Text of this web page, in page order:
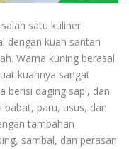
satu kuliner
dengan kuah santan
Warna kuning berasal
kuahnya sangat
berisi daging sapi, dan
babat, paru, usus, dan
tambahan
sambal, dan perasan